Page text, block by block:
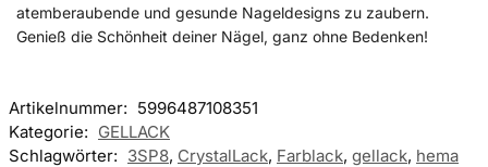
atemberaubende und gesunde Nageldesigns zu zaubern.
Genieß die Schönheit deiner Nägel, ganz ohne Bedenken!
Artikelnummer: 5996487108351
Kategorie: GELLACK
Schlagwörter: 3SP8, CrystalLack, Farblack, gellack, hema